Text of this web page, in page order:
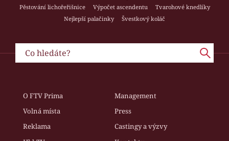
Pěstování lichořeřišnice
Výpočet ascendentu
Tvarohové knedlíky
Nejlepší palačinky
Švestkový koláč
O FTV Prima
Management
Volná místa
Press
Reklama
Castingy a výzvy